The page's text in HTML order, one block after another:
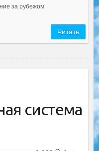
за рубежом
Читать
система